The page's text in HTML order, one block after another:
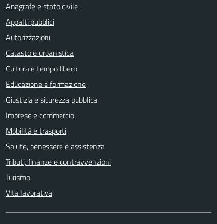
Anagrafe e stato civile
Appalti pubblici
Autorizzazioni
Catasto e urbanistica
Cultura e tempo libero
Educazione e formazione
Giustizia e sicurezza pubblica
Imprese e commercio
Mobilità e trasporti
Salute, benessere e assistenza
Tributi, finanze e contravvenzioni
Turismo
Vita lavorativa